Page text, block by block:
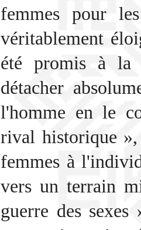
femmes pour
véritablement
été promis à la
détacher
l'homme en le
rival historique
femmes à
vers un terrain
guerre des